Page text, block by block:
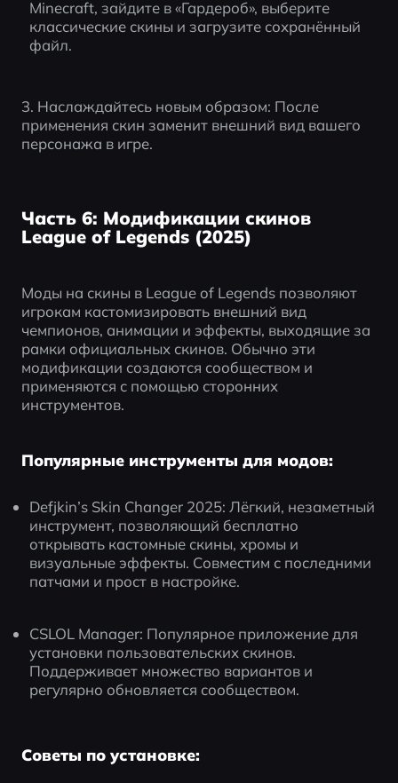
Minecraft, зайдите в «Гардероб», выберите
классические скины и загрузите сохранённый
файл.
3. Наслаждайтесь новым образом: После
применения скин заменит внешний вид вашего
персонажа в игре.
Часть 6: Модификации скинов
League of Legends (2025)
Моды на скины в League of Legends позволяют
игрокам кастомизировать внешний вид
чемпионов, анимации и эффекты, выходящие за
рамки официальных скинов. Обычно эти
модификации создаются сообществом и
применяются с помощью сторонних
инструментов.
Популярные инструменты для модов:
Defjkin’s Skin Changer 2025: Лёгкий, незаметный
инструмент, позволяющий бесплатно
открывать кастомные скины, хромы и
визуальные эффекты. Совместим с последними
патчами и прост в настройке.
CSLOL Manager: Популярное приложение для
установки пользовательских скинов.
Поддерживает множество вариантов и
регулярно обновляется сообществом.
Советы по установке: